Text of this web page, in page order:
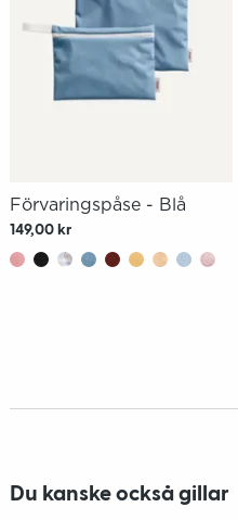
Förvaringspåse - Blå
149,00 kr
Du kanske också gillar